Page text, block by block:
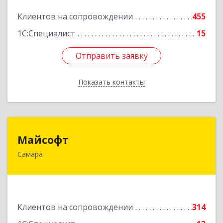
Клиентов на сопровождении
455
1С:Специалист
15
Отправить заявку
Показать контакты
Подробнее
Отправить заявку
Назад
Майсофт
Самара
Клиентов на сопровождении
314
443076, Самарская обл, Самара г, Партизанская